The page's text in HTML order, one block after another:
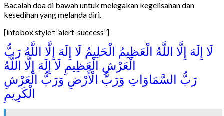
Bacalah doa di bawah untuk melegakan kegelisahan dan
kesedihan yang melanda diri.
[infobox style=”alert-success”]
لَا إِلَهَ إِلَّا اللَّهُ الْعَظِيمُ الْحَلِيمُ لَا إِلَهَ إِلَّا اللَّهُ رَبُّ
الْعَرْشِ الْعَظِيمِ لَا إِلَهَ إِلَّا اللَّهُ
رَبُّ السَّمَاوَاتِ وَرَبُّ الْأَرْضِ وَرَبُّ الْعَرْشِ
الْكَرِيمِ